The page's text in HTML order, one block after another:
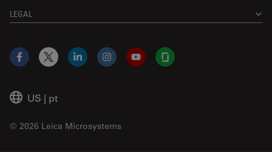
LEGAL
US | pt
© 2026 Leica Microsystems
Facebook
X LinkedInInstagramYouTubeGlassdoor